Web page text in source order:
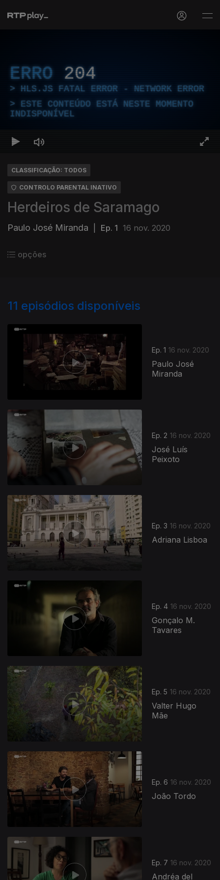
ERRO 204
HLS.JS FATAL ERROR - NETWORK ERROR
ESTE CONTEÚDO ESTÁ NESTE MOMENTO
INDISPONÍVEL
CLASSIFICAÇÃO: TODOS
CONTROLO PARENTAL INATIVO
Herdeiros de Saramago
Paulo José Miranda Ep. 1 16 nov. 2020
opções
11 episódios disponíveis
Ep. 1 16 nov. 2020
Paulo José
Miranda
Ep. 2 16 nov. 2020
José Luís
Peixoto
Ep. 3 16 nov. 2020
Adriana Lisboa
Ep. 4 16 nov. 2020
Gonçalo M.
Tavares
Ep. 5 16 nov. 2020
Valter Hugo
Mãe
Ep. 6 16 nov. 2020
João Tordo
Ep. 7 16 nov. 2020
Andréa del